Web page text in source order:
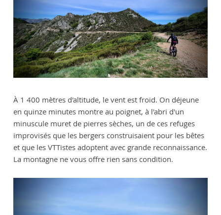
À 1 400 mètres d'altitude, le vent est froid. On déjeune
en quinze minutes montre au poignet, à l'abri d'un
minuscule muret de pierres sèches, un de ces refuges
improvisés que les bergers construisaient pour les bêtes
et que les VTTistes adoptent avec grande reconnaissance.
La montagne ne vous offre rien sans condition.